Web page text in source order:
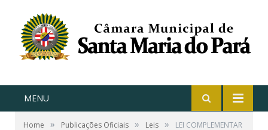
MENU
Home » Publicações Oficiais » Leis »
LEI COMPLEMENTAR